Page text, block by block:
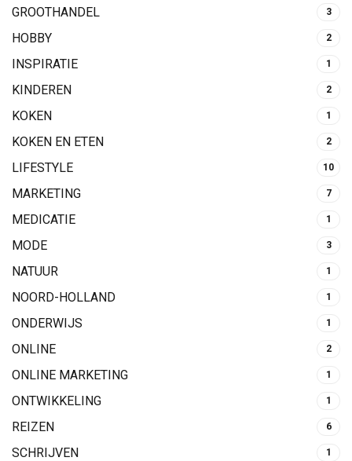
GROOTHANDEL 3
HOBBY 2
INSPIRATIE 1
KINDEREN 2
KOKEN 1
KOKEN EN ETEN 2
LIFESTYLE 10
MARKETING 7
MEDICATIE 1
MODE 3
NATUUR 1
NOORD-HOLLAND 1
ONDERWIJS 1
ONLINE 2
ONLINE MARKETING 1
ONTWIKKELING 1
REIZEN 6
SCHRIJVEN 1